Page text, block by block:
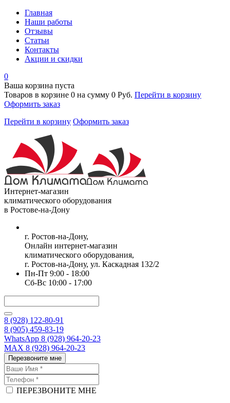
Главная
Наши работы
Отзывы
Статьи
Контакты
Акции и скидки
0
Ваша корзина пуста
Товаров в корзине 0 на сумму 0 Руб. Перейти в корзину
Оформить заказ
Перейти в корзину Оформить заказ
Интернет-магазин
климатического оборудования
в Ростове-на-Дону
г. Ростов-на-Дону,
Онлайн интернет-магазин
климатического оборудования,
г. Ростов-на-Дону, ул. Каскадная 132/2
Пн-Пт 9:00 - 18:00
Сб-Вс 10:00 - 17:00
8 (928) 122-80-91
8 (905) 459-83-19
WhatsApp 8 (928) 964-20-23
MAX 8 (928) 964-20-23
Перезвоните мне
ПЕРЕЗВОНИТЕ МНЕ